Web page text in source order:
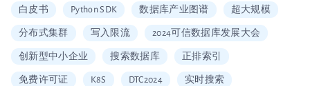
白皮书 Python SDK 数据库产业图谱 超大规模
分布式集群 写入限流 2024可信数据库发展大会
创新型中小企业 搜索数据库 正排索引
免费许可证 K8S DTC2024 实时搜索